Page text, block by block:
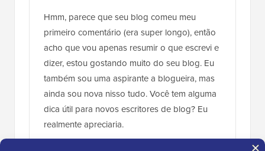
Hmm, parece que seu blog comeu meu
primeiro comentário (era super longo), então
acho que vou apenas resumir o que escrevi e
dizer, estou gostando muito do seu blog. Eu
também sou uma aspirante a blogueira, mas
ainda sou nova nisso tudo. Você tem alguma
dica útil para novos escritores de blog? Eu
realmente apreciaria.